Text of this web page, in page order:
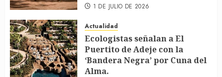
1 DE JULIO DE 2026
Actualidad
Ecologistas señalan a El
Puertito de Adeje con la
‘Bandera Negra’ por Cuna del
Alma.